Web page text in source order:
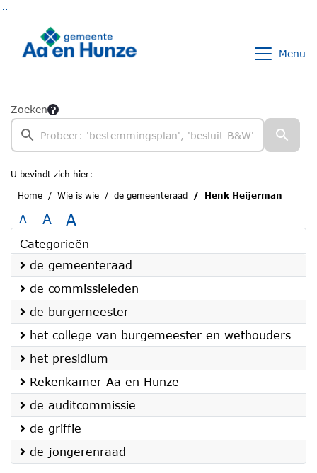
Menu
Zoeken
U bevindt zich hier:
Home
Wie is wie de gemeenteraad Henk Heijerman
A A A
Categorieën
de gemeenteraad
de commissieleden
de burgemeester
het college van burgemeester en wethouders
het presidium
Rekenkamer Aa en Hunze
de auditcommissie
de griffie
de jongerenraad